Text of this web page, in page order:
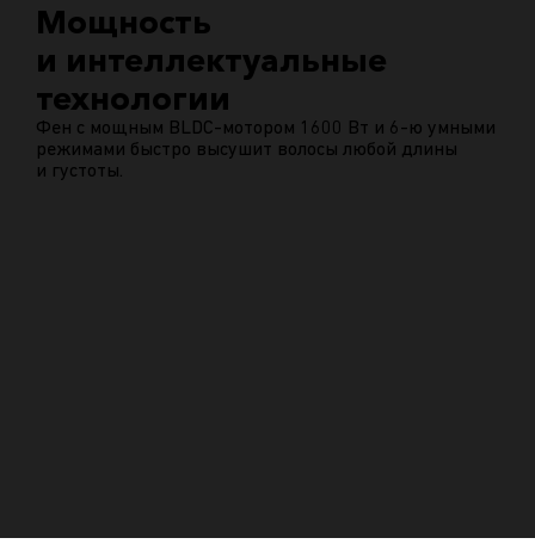
Мощность
и интеллектуальные
технологии
Фен с мощным BLDC-мотором 1600 Вт и 6-ю умными
режимами быстро высушит волосы любой длины
и густоты.